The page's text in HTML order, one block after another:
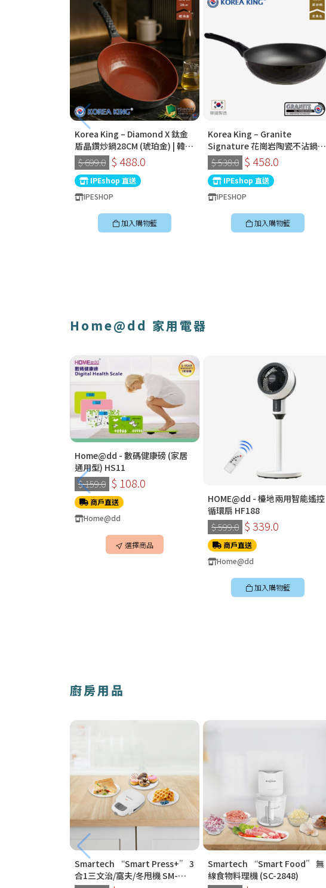
Korea King – Diamond X 鈦金
盾晶鑽炒鍋28CM (琥珀金) | 韓國
製易潔鑊 (連蓋)
$ 699.0 $ 488.0
IPEshop 直送
IPESHOP
加入購物籃
Korea King – Granite
Signature 花崗岩陶瓷不沾鍋〡
32cm深炒鍋 〡經典炭黑色〡韓
國製易潔鑊
$ 538.0 $ 458.0
IPEshop 直送
IPESHOP
加入購物籃
Home@dd 家用電器
Home@dd - 數碼健康磅 (家居
通用型) HS11
$ 159.0 $ 108.0
商戶直送
Home@dd
選擇商品
HOME@dd - 檯地兩用智能遙控
循環扇 HF188
$ 599.0 $ 339.0
商戶直送
Home@dd
加入購物籃
廚房用品
Smartech “Smart Press+” 3
合1三文治/窩夫/冬甩機 SM-
Smartech “Smart Food” 無
線食物料理機 (SC-2848)